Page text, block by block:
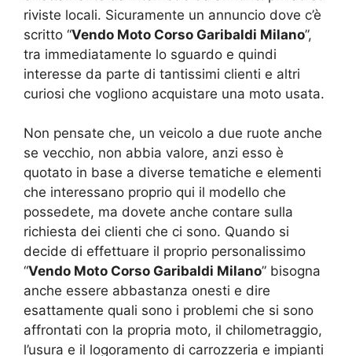
riviste locali. Sicuramente un annuncio dove c’è
scritto “Vendo Moto Corso Garibaldi Milano”,
tra immediatamente lo sguardo e quindi
interesse da parte di tantissimi clienti e altri
curiosi che vogliono acquistare una moto usata.
Non pensate che, un veicolo a due ruote anche
se vecchio, non abbia valore, anzi esso è
quotato in base a diverse tematiche e elementi
che interessano proprio qui il modello che
possedete, ma dovete anche contare sulla
richiesta dei clienti che ci sono. Quando si
decide di effettuare il proprio personalissimo
“Vendo Moto Corso Garibaldi Milano” bisogna
anche essere abbastanza onesti e dire
esattamente quali sono i problemi che si sono
affrontati con la propria moto, il chilometraggio,
l’usura e il logoramento di carrozzeria e impianti